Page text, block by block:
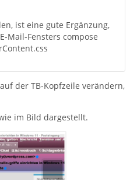
ist eine gute Ergänzung,
Mail-Fensters compose
der TB-Kopfzeile verändern,
im Bild dargestellt.